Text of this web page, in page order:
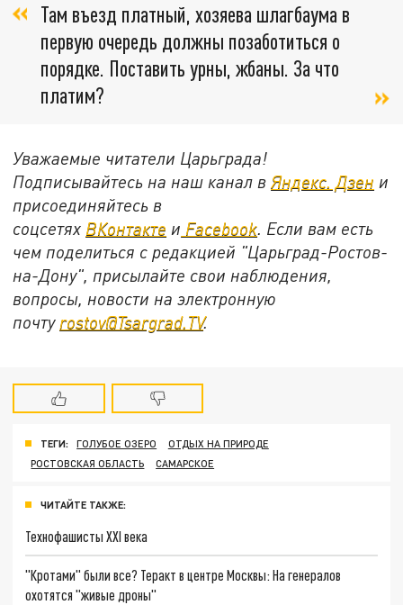
Там въезд платный, хозяева шлагбаума в
первую очередь должны позаботиться о
порядке. Поставить урны, жбаны. За что
платим?
Уважаемые читатели Царьграда!
Подписывайтесь на наш канал вЯндекс. Дзен и
присоединяйтесь в
соцсетях ВКонтакте и Facebook. Если вам есть
чем поделиться с редакцией "Царьград-Ростов-
на-Дону", присылайте свои наблюдения,
вопросы, новости на электронную
почту rostov@Tsargrad.TV.
ТЕГИ: ГОЛУБОЕ ОЗЕРО
ОТДЫХ НА ПРИРОДЕ
РОСТОВСКАЯ ОБЛАСТЬ
САМАРСКОЕ
ЧИТАЙТЕ ТАКЖЕ:
Технофашисты XXI века
"Кротами" были все? Теракт в центре Москвы: На генералов
охотятся "живые дроны"